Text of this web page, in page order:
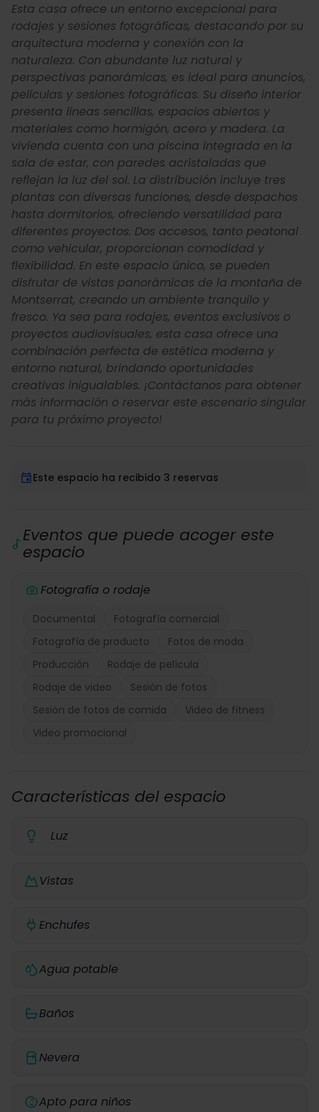
Esta casa ofrece un entorno excepcional para
rodajes y sesiones fotográficas, destacando por su
arquitectura moderna y conexión con la
naturaleza. Con abundante luz natural y
perspectivas panorámicas, es ideal para anuncios,
películas y sesiones fotográficas. Su diseño interior
presenta líneas sencillas, espacios abiertos y
materiales como hormigón, acero y madera. La
vivienda cuenta con una piscina integrada en la
sala de estar, con paredes acristaladas que
reflejan la luz del sol. La distribución incluye tres
plantas con diversas funciones, desde despachos
hasta dormitorios, ofreciendo versatilidad para
diferentes proyectos. Dos accesos, tanto peatonal
como vehicular, proporcionan comodidad y
flexibilidad. En este espacio único, se pueden
disfrutar de vistas panorámicas de la montaña de
Montserrat, creando un ambiente tranquilo y
fresco. Ya sea para rodajes, eventos exclusivos o
proyectos audiovisuales, esta casa ofrece una
combinación perfecta de estética moderna y
entorno natural, brindando oportunidades
creativas inigualables. ¡Contáctanos para obtener
más información o reservar este escenario singular
para tu próximo proyecto!
Este espacio ha recibido 3 reservas
Eventos que puede acoger este
espacio
Fotografía o rodaje
Documental
Fotografía comercial
Fotografía de producto
Fotos de moda
Producción
Rodaje de película
Rodaje de video
Sesión de fotos
Sesión de fotos de comida
Video de fitness
Video promocional
Características del espacio
Luz
Vistas
Enchufes
Agua potable
Baños
Nevera
Apto para niños